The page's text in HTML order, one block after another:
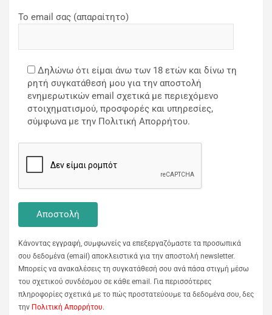
Το email σας (απαραίτητο)
Δηλώνω ότι είμαι άνω των 18 ετών και δίνω τη
ρητή συγκατάθεσή μου για την αποστολή
ενημερωτικών email σχετικά με περιεχόμενο
στοιχηματισμού, προσφορές και υπηρεσίες,
σύμφωνα με την Πολιτική Απορρήτου.
Κάνοντας εγγραφή, συμφωνείς να επεξεργαζόμαστε τα προσωπικά
σου δεδομένα (email) αποκλειστικά για την αποστολή newsletter.
Μπορείς να ανακαλέσεις τη συγκατάθεσή σου ανά πάσα στιγμή μέσω
του σχετικού συνδέσμου σε κάθε email. Για περισσότερες
πληροφορίες σχετικά με το πώς προστατεύουμε τα δεδομένα σου, δες
την Πολιτική Απορρήτου.